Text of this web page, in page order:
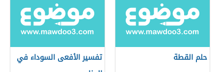
حلم القطة
تفسير الأفعى السوداء في